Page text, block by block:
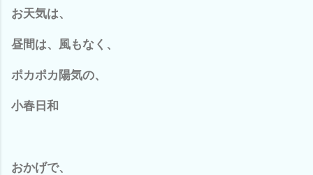
お天気は、
昼間は、風もなく、
ポカポカ陽気の、
小春日和
おかげで、